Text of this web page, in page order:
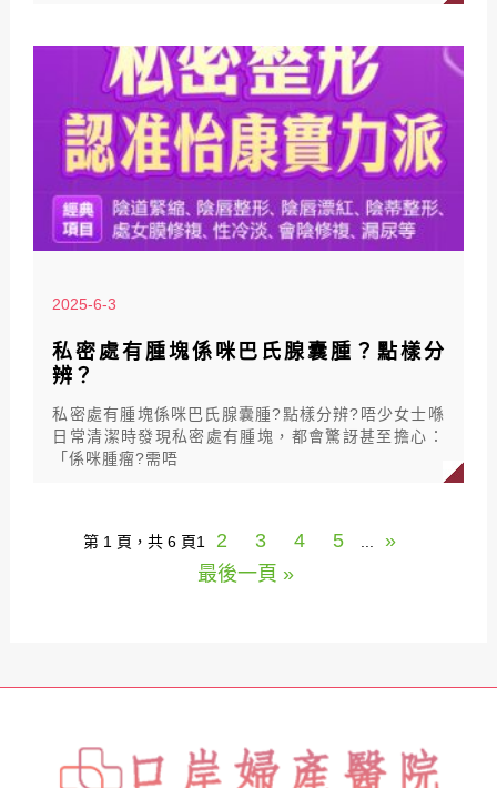
2025-6-3
私密處有腫塊係咪巴氏腺囊腫？點樣分
辨？
私密處有腫塊係咪巴氏腺囊腫?點樣分辨?唔少女士喺
日常清潔時發現私密處有腫塊，都會驚訝甚至擔心：
「係咪腫瘤?需唔
第 1 頁，共 6 頁1 2 3 4 5
»
最後一頁 »